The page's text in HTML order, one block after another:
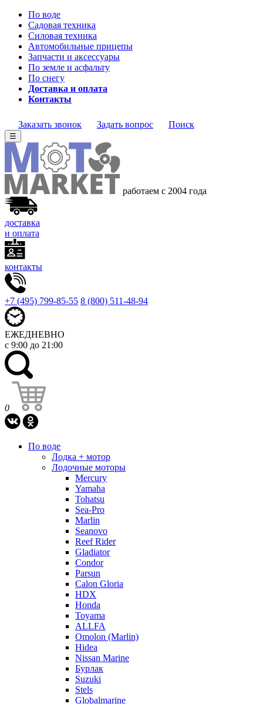
По воде
Садовая техника
Силовая техника
Автомобильные прицепы
Запчасти и аксессуары
По земле и асфальту
По снегу
Доставка и оплата
Контакты
Заказать звонок Задать вопрос Поиск
☰
работаем с 2004 года
доставка
и оплата
контакты
+7 (495) 799-85-55 8 (800) 511-48-94
ЕЖЕДНЕВНО
с 9:00 до 21:00
0
По воде
Лодка + мотор
Лодочные моторы
Mercury
Yamaha
Tohatsu
Sea-Pro
Marlin
Seanovo
Reef Rider
Gladiator
Condor
Parsun
Calon Gloria
HDX
Honda
Toyama
ALLFA
Omolon (Marlin)
Hidea
Nissan Marine
Бурлак
Suzuki
Stels
Globalmarine